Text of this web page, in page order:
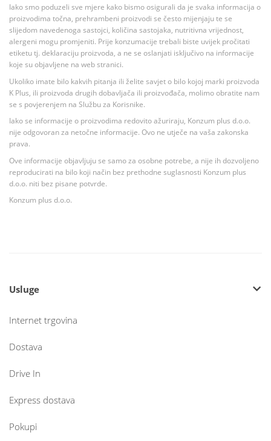
Iako smo poduzeli sve mjere kako bismo osigurali da je svaka informacija o
proizvodima točna, prehrambeni proizvodi se često mijenjaju te se
slijedom navedenoga sastojci, količina sastojaka, nutritivna vrijednost,
alergeni mogu promjeniti. Prije konzumacije trebali biste uvijek pročitati
etiketu tj. deklaraciju proizvoda, a ne se oslanjati isključivo na informacije
koje su objavljene na web stranici.
Ukoliko imate bilo kakvih pitanja ili želite savjet o bilo kojoj marki proizvoda
K Plus, ili proizvoda drugih dobavljača ili proizvođača, molimo obratite nam
se s povjerenjem na Službu za Korisnike.
Iako se informacije o proizvodima redovito ažuriraju, Konzum plus d.o.o.
nije odgovoran za netočne informacije. Ovo ne utječe na vaša zakonska
prava.
Ove informacije objavljuju se samo za osobne potrebe, a nije ih dozvoljeno
reproducirati na bilo koji način bez prethodne suglasnosti Konzum plus
d.o.o. niti bez pisane potvrde.
Konzum plus d.o.o.
Usluge
Internet trgovina
Dostava
Drive In
Express dostava
Pokupi